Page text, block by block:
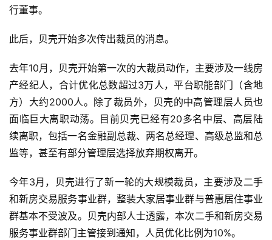
行董事。
此后，贝壳开始多次传出裁员的消息。
去年10月，贝壳开始第一次的大裁员动作，主要涉及一线房
产经纪人，合计优化总数超过3万人，平台职能部门（含地
方）大约2000人。除了裁员外，贝壳的中高管理层人员也
面临巨大离职动荡。目前贝壳已经有20多名中层、高层陆
续离职，包括一名金融副总裁、两名总经理、高级总监和总
监等，甚至有部分管理层选择放弃期权离开。
今年3月，贝壳进行了新一轮的大规模裁员，主要涉及二手
和新房交易服务事业群，整装大家居事业群与普惠居住事业
群基本不受波及。贝壳内部人士透露，本次二手和新房交易
服务事业群部门主管接到通知，人员优化比例为10%。